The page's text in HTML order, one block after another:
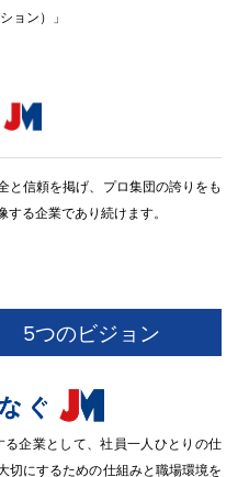
ョン）」
と信頼を掲げ、プロ集団の誇りをも
る企業であり続けます。
5つのビジョン
企業として、社員一人ひとりの仕
切にするための仕組みと職場環境を